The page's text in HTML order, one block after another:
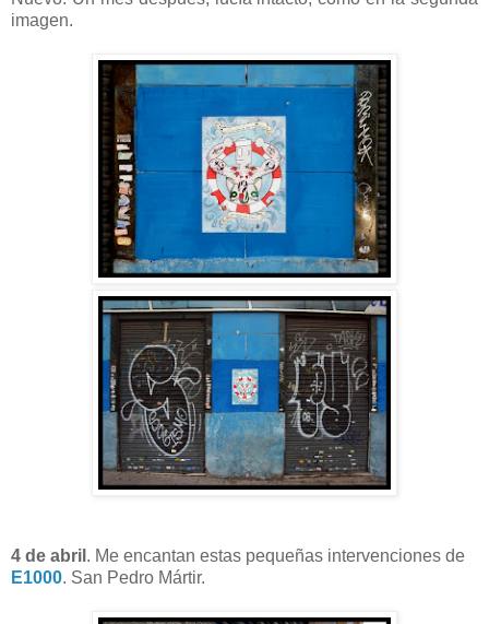
imagen.
4 de abril . Me encantan estas pequeñas intervenciones de
E1000. San Pedro Mártir.